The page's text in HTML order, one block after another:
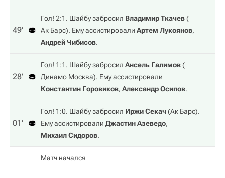
49‎’‎
Гол! 2:1. Шайбу забросил Владимир Ткачев(
Ак Барс). Ему ассистировали Артем Лукоянов,
Андрей Чибисов.
28‎’‎
Гол! 1:1. Шайбу забросил Ансель Галимов(
Динамо Москва). Ему ассистировали
Константин Горовиков, Александр Осипов.
01‎’‎
Гол! 1:0. Шайбу забросил Иржи Секач(Ак Барс).
Ему ассистировали Джастин Азеведо,
Михаил Сидоров.
Матч начался